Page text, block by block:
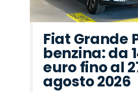
Fiat Grande
benzina: da
euro fino al
agosto 2026